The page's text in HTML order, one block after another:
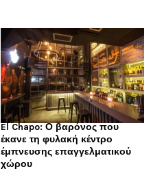
El Chapo: Ο βαρόνος που
έκανε τη φυλακή κέντρο
έμπνευσης επαγγελματικού
χώρου